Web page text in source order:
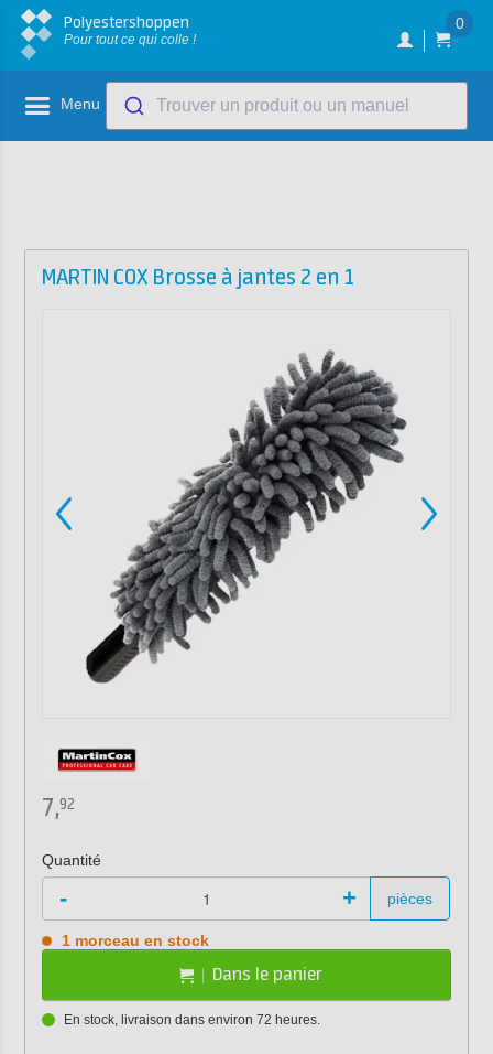
Polyestershoppen
Pour tout ce qui colle !
0
Menu Trouver un produit ou un manuel
MARTIN COX Brosse à jantes 2 en 1
7,92
Quantité
- + pièces
1 morceau en stock
Dans le panier
En stock, livraison dans environ 72 heures.